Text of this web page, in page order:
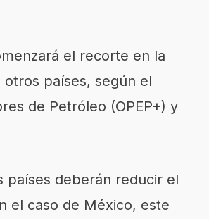
el recorte en la
países, según el
de Petróleo (OPEP+) y
países deberán reducir el
el caso de México, este